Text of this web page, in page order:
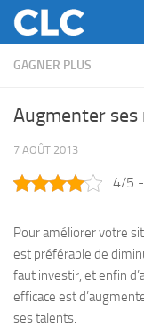
Skip to content
GAGNER PLUS
Augmenter
7 AOÛT 2013
4/5
Pour améliorer votre
est préférable de
faut investir, et enfin
efficace est
ses talents.